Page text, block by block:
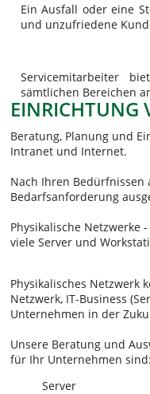
Ein Ausfall oder eine
und unzufriedene
Servicemitarbeiter
sämtlichen Bereichen
EINRICHTUNG
Beratung, Planung und
Intranet und Internet.
Nach Ihren
Bedarfsanforderung
Physikalische Netzwerke
viele Server und
Physikalisches Netzwerk
Netzwerk, IT-Business
Unternehmen in der
Unsere Beratung und
für Ihr Unternehmen sind:
Server